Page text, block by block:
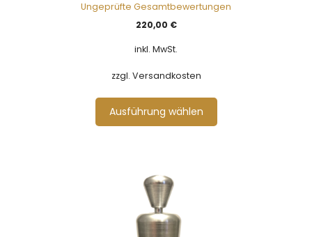
von 5
Ungeprüfte Gesamtbewertungen
220,00 €
inkl. MwSt.
zzgl. Versandkosten
Ausführung wählen